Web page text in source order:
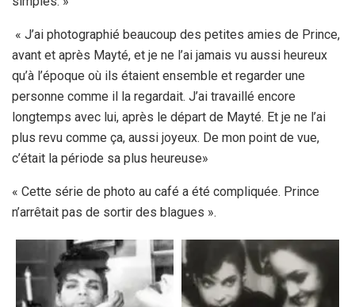
« J’ai photographié beaucoup des petites amies de Prince,
avant et après Mayté, et je ne l’ai jamais vu aussi heureux
qu’à l’époque où ils étaient ensemble et regarder une
personne comme il la regardait. J’ai travaillé encore
longtemps avec lui, après le départ de Mayté. Et je ne l’ai
plus revu comme ça, aussi joyeux. De mon point de vue,
c’était la période sa plus heureuse»
« Cette série de photo au café a été compliquée. Prince
n’arrêtait pas de sortir des blagues ».